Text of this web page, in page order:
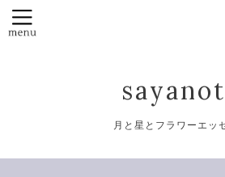
月と星とフラワーエッ